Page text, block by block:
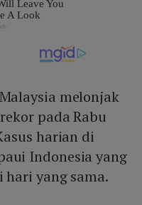
melonjak
pada Rabu
harian di
Indonesia yang
hari yang sama.